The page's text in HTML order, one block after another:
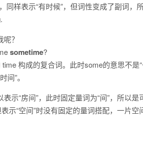
样表示“有时候”，但词性变成了副词，
？
sometime?
构成的复合词。此时some的意思不是
间”。
示“房间”，此时固定量词为“间”，所以
示“空间”时没有固定的量词搭配，一片